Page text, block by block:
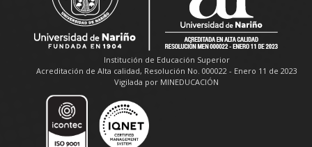
Institución de Educación Superior
Acreditación de Alta calidad, Resolución No. 000022 - Enero 11 de 2023
Vigilada por MINEDUCACIÓN